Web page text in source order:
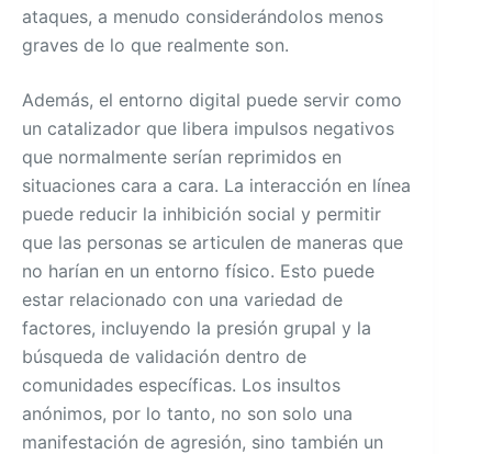
ataques, a menudo considerándolos menos
graves de lo que realmente son.
Además, el entorno digital puede servir como
un catalizador que libera impulsos negativos
que normalmente serían reprimidos en
situaciones cara a cara. La interacción en línea
puede reducir la inhibición social y permitir
que las personas se articulen de maneras que
no harían en un entorno físico. Esto puede
estar relacionado con una variedad de
factores, incluyendo la presión grupal y la
búsqueda de validación dentro de
comunidades específicas. Los insultos
anónimos, por lo tanto, no son solo una
manifestación de agresión, sino también un